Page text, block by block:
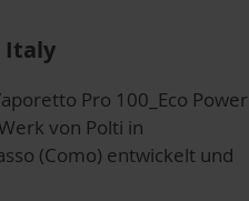
Italy
Pro 100_Eco Power
von Polti in
(Como) entwickelt und